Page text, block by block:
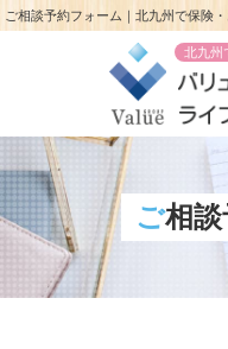
ご相談予約フォーム｜北九州で保険
北九州
ご相